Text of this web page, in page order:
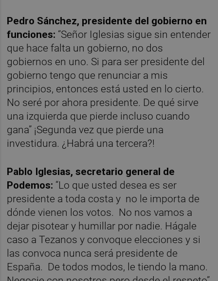
Pedro Sánchez, presidente del gobierno en
funciones: “Señor Iglesias sigue sin entender
que hace falta un gobierno, no dos
gobiernos en uno. Si para ser presidente del
gobierno tengo que renunciar a mis
principios, entonces está usted en lo cierto.
No seré por ahora presidente. De qué sirve
una izquierda que pierde incluso cuando
gana” ¡Segunda vez que pierde una
investidura. ¿Habrá una tercera?!
Pablo Iglesias, secretario general de
Podemos: “Lo que usted desea es ser
presidente a toda costa y no le importa de
dónde vienen los votos. No nos vamos a
dejar pisotear y humillar por nadie. Hágale
caso a Tezanos y convoque elecciones y si
las convoca nunca será presidente de
España. De todos modos, le tiendo la mano.